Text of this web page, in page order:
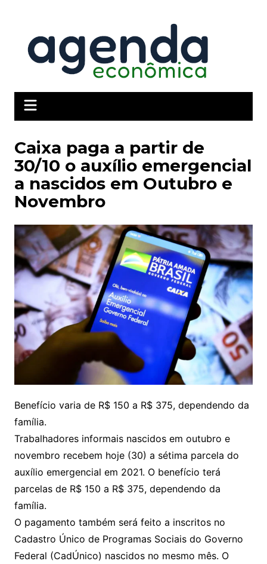
conteúdo
Caixa paga a partir de
30/10 o auxílio emergencial
a nascidos em Outubro e
Novembro
Benefício varia de R$ 150 a R$ 375, dependendo da
família.
Trabalhadores informais nascidos em outubro e
novembro recebem hoje (30) a sétima parcela do
auxílio emergencial em 2021. O benefício terá
parcelas de R$ 150 a R$ 375, dependendo da
família.
O pagamento também será feito a inscritos no
Cadastro Único de Programas Sociais do Governo
Federal (CadÚnico) nascidos no mesmo mês. O